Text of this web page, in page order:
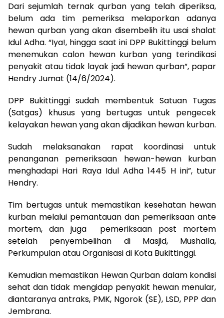
Dari sejumlah ternak qurban yang telah diperiksa,
belum ada tim pemeriksa melaporkan adanya
hewan qurban yang akan disembelih itu usai shalat
Idul Adha. “Iya!, hingga saat ini DPP Bukittinggi belum
menemukan calon hewan kurban yang terindikasi
penyakit atau tidak layak jadi hewan qurban”, papar
Hendry Jumat (14/6/2024).
DPP Bukittinggi sudah membentuk Satuan Tugas
(Satgas) khusus yang bertugas untuk pengecek
kelayakan hewan yang akan dijadikan hewan kurban.
Sudah melaksanakan rapat koordinasi untuk
penanganan pemeriksaan hewan-hewan kurban
menghadapi Hari Raya Idul Adha 1445 H ini”, tutur
Hendry.
Tim bertugas untuk memastikan kesehatan hewan
kurban melalui pemantauan dan pemeriksaan ante
mortem, dan juga pemeriksaan post mortem
setelah penyembelihan di Masjid, Mushalla,
Perkumpulan atau Organisasi di Kota Bukittinggi.
Kemudian memastikan Hewan Qurban dalam kondisi
sehat dan tidak mengidap penyakit hewan menular,
diantaranya antraks, PMK, Ngorok (SE), LSD, PPP dan
Jembrana.